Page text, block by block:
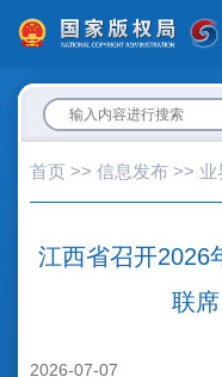
首页 >> 信息发布 >> 业
江西省召开2026
联
2026-07-07